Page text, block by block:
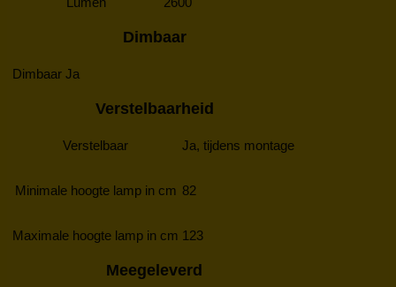
Dimbaar
Dimbaar Ja
Verstelbaarheid
Verstelbaar Ja, tijdens montage
Minimale hoogte lamp in cm 82
Maximale hoogte lamp in cm 123
Meegeleverd